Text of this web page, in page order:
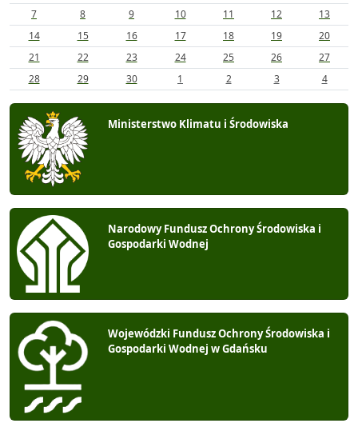
7
8 9 10 11 12
13
14
15 16 17 18 19
20
21
22 23 24 25 26
27
28
29 30 1 2 3 4
Ministerstwo Klimatu i Środowiska
Narodowy Fundusz Ochrony Środowiska i
Gospodarki Wodnej
Wojewódzki Fundusz Ochrony Środowiska i
Gospodarki Wodnej w Gdańsku